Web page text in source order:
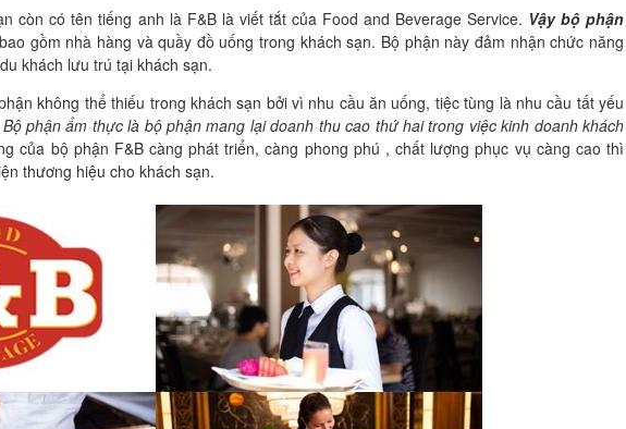
còn có tên tiếng anh là F&B là viết tắt của Food and Beverage Service. Vậy bộ phận
gồm nhà hàng và quầy đồ uống trong khách sạn. Bộ phận này đảm nhận chức năng
khách lưu trú tại khách sạn.
không thể thiếu trong khách sạn bởi vì nhu cầu ăn uống, tiệc tùng là nhu cầu tất yếu
Bộ phận ẩm thực là bộ phận mang lại doanh thu cao thứ hai trong việc kinh doanh khách
của bộ phận F&B càng phát triển, càng phong phú , chất lượng phục vụ càng cao thì
thương hiệu cho khách sạn.